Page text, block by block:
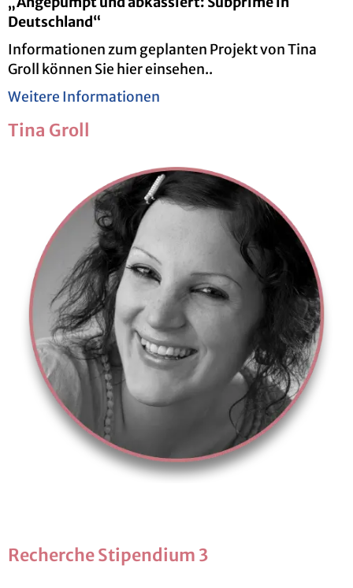
Deutsch­land“
In­for­ma­tio­nen zum ge­plan­ten Pro­jekt von Tina
Groll kön­nen Sie hier ein­se­hen..
Wei­te­re In­for­ma­tio­nen
Tina Groll
Re­cher­che Sti­pen­di­um 3